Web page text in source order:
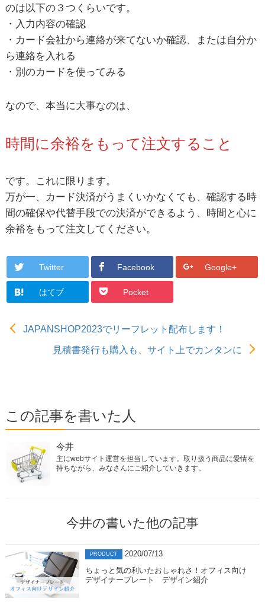
のは以下の３つくらいです。
・入力内容の確認
・カード会社から連絡が来てないか確認、または自分か
ら連絡を入れる
・別のカードを使ってみる
なので、本当に大事なのは、
時間に余裕をもって注文すること
です。これに限ります。
万が一、カード決済がうまくいかなくても、確認する時
間の確保や代替手段での決済ができるよう、時間と心に
余裕をもって注文してください。
Twitter Facebook Google+
はてブ Pocket
JAPANSHOP2023でリーフレット配布します！
見積書発行も購入も、サイト上でカンタンに
この記事を書いた人
今井
主にwebサイト運営を担当しています。取り扱う商品に愛情を
持ちながら、みなさんにご紹介していきます。
今井の書いた他の記事
PRODUCT
2020/07/13
ちょっと気の利いたおしゃれさ！オフィス向け
デザイナープレート デザイン紹介